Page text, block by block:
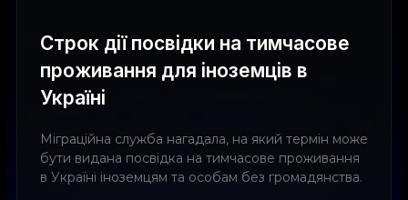
Строк дії посвідки на тимчасове
проживання для іноземців в
Україні
Міграційна служба нагадала, на який термін може
бути видана посвідка на тимчасове проживання
в Україні іноземцям та особам без громадянства.